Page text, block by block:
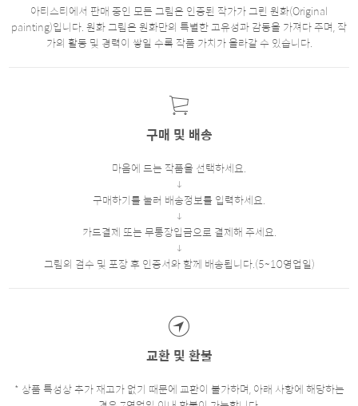
아티스티에서 판매 중인 모든 그림은 인증된 작가가 그린 원화(Original
painting)입니다. 원화 그림은 원화만의 특별한 고유성과 감동을 가져다 주며, 작
가의 활동 및 경력이 쌓일 수록 작품 가치가 올라갈 수 있습니다.
구매 및 배송
마음에 드는 작품을 선택하세요.
구매하기를 눌러 배송정보를 입력하세요.
카드결제 또는 무통장입금으로 결제해 주세요.
그림의 검수 및 포장 후 인증서와 함께 배송됩니다.(5~10영업일)
교환 및 환불
* 상품 특성상 추가 재고가 없기 때문에 교환이 불가하며, 아래 사항에 해당하는